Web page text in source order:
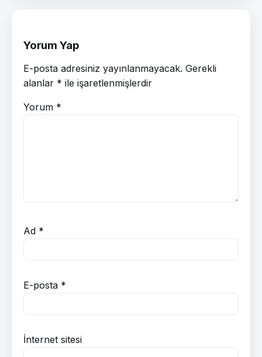
Yorum Yap
E-posta adresiniz yayınlanmayacak. Gerekli
alanlar * ile işaretlenmişlerdir
Yorum *
Ad *
E-posta *
İnternet sitesi